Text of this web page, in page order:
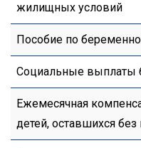
жилищных условий
Пособие по
Социальные выплаты
Ежемесячная
детей, оставшихся